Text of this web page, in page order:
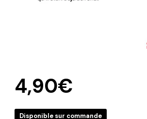
4,90€
Disponible sur commande